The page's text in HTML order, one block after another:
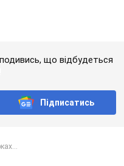
що відбудеться
Підписатись